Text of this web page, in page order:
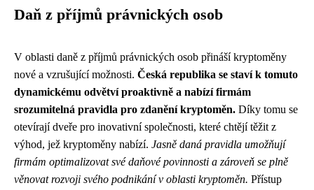
Daň z příjmů právnických osob
V oblasti daně z příjmů právnických osob přináší kryptoměny
nové a vzrušující možnosti. Česká republika se staví k tomuto
dynamickému odvětví proaktivně a nabízí firmám
srozumitelná pravidla pro zdanění kryptoměn. Díky tomu se
otevírají dveře pro inovativní společnosti, které chtějí těžit z
výhod, jež kryptoměny nabízí. Jasně daná pravidla umožňují
firmám optimalizovat své daňové povinnosti a zároveň se plně
věnovat rozvoji svého podnikání v oblasti kryptoměn. Přístup